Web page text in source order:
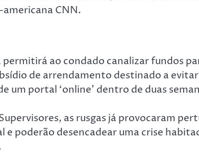
CNN.
ao condado canalizar fundos
de arrendamento destinado a evitar
um portal ‘online’ dentro de duas
as rusgas já provocaram
e poderão desencadear uma crise